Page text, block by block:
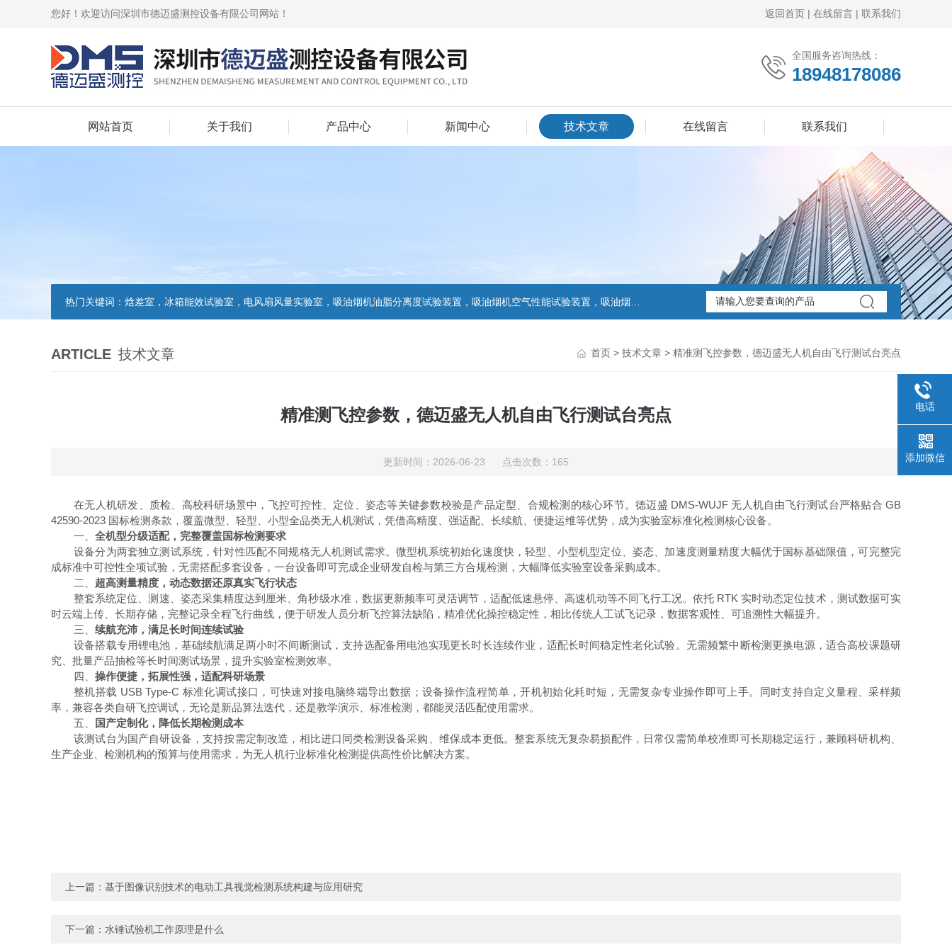
您好！欢迎访问深圳市德迈盛测控设备有限公司网站！ 返回首页 | 在线留言 | 联系我们
全国服务咨询热线：
18948178086
网站首页 关于我们 产品中心 新闻中心 技术文章 在线留言 联系我们
热门关键词： 焓差室，冰箱能效试验室，电风扇风量实验室，吸油烟机油脂分离度试验装置，吸油烟机空气性能试验装置，吸油烟机气味降低度试验装置，电池挤压试验机，电池短路试验机,电池重物冲击试验机,电池自由跌落试验机,电池燃烧试验机,电池洗涤试验机,电池挤压试验机
ARTICLE 技术文章 首页 > 技术文章 > 精准测飞控参数，德迈盛无人机自由飞行测试台亮点
精准测飞控参数，德迈盛无人机自由飞行测试台亮点
更新时间：2026-06-23 点击次数：165
在无人机研发、质检、高校科研场景中，飞控可控性、定位、姿态等关键参数校验是产品定型、合规检测的核心环节。德迈盛 DMS-WUJF 无人机自由飞行测试台严格贴合 GB
42590-2023 国标检测条款，覆盖微型、轻型、小型全品类无人机测试，凭借高精度、强适配、长续航、便捷运维等优势，成为实验室标准化检测核心设备。
一、全机型分级适配，完整覆盖国标检测要求
设备分为两套独立测试系统，针对性匹配不同规格无人机测试需求。微型机系统初始化速度快，轻型、小型机型定位、姿态、加速度测量精度大幅优于国标基础限值，可完整完
成标准中可控性全项试验，无需搭配多套设备，一台设备即可完成企业研发自检与第三方合规检测，大幅降低实验室设备采购成本。
二、 超高测量精度，动态数据还原真实飞行状态
整套系统定位、测速、姿态采集精度达到厘米、角秒级水准，数据更新频率可灵活调节，适配低速悬停、高速机动等不同飞行工况。依托RTK 实时动态定位技术，测试数据可实
时云端上传、长期存储，完整记录全程飞行曲线，便于研发人员分析飞控算法缺陷，精准优化操控稳定性，相比传统人工试飞记录，数据客观性、可追溯性大幅提升。
三、续航充沛，满足长时间连续试验
设备搭载专用锂电池，基础续航满足两小时不间断测试，支持选配备用电池实现更长时长连续作业，适配长时间稳定性老化试验。无需频繁中断检测更换电源，适合高校课题研
究、批量产品抽检等长时间测试场景，提升实验室检测效率。
四、操作便捷，拓展性强，适配科研场景
整机搭载 USB Type-C 标准化调试接口，可快速对接电脑终端导出数据；设备操作流程简单，开机初始化耗时短，无需复杂专业操作即可上手。同时支持自定义量程、采样频
率，兼容各类自研飞控调试，无论是新品算法迭代，还是教学演示、标准检测，都能灵活匹配使用需求。
五、
国产定制化，降低长期检测成本
该测试台为国产自研设备，支持按需定制改造，相比进口同类检测设备采购、维保成本更低。整套系统无复杂易损配件，日常仅需简单校准即可长期稳定运行，兼顾科研机构、
生产企业、检测机构的预算与使用需求，为无人机行业标准化检测提供高性价比解决方案。
上一篇： 基于图像识别技术的电动工具视觉检测系统构建与应用研究
下一篇： 水锤试验机工作原理是什么
电话
添加微信